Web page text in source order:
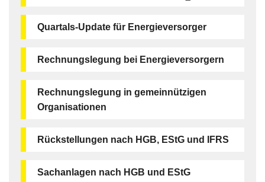
Quartals-Update für Energieversorger
Rechnungslegung bei Energieversorgern
Rechnungslegung in gemeinnützigen
Organisationen
Rückstellungen nach HGB, EStG und IFRS
Sachanlagen nach HGB und EStG